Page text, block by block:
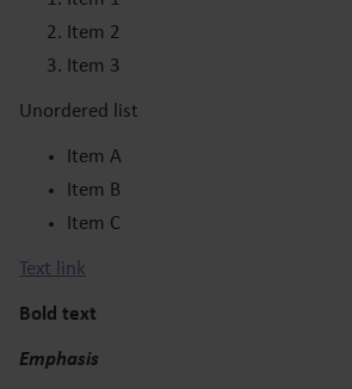
Item 2
Item 3
Unordered list
Item A
Item B
Item C
Text link
Bold text
Emphasis